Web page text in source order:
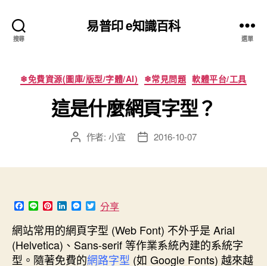
搜尋
易普印 e知識百科
選單
分
類
❄免費資源(圖庫/版型/字體/AI) ❄常見問題 軟體平台/工具
這是什麼網頁字型？
文 作者: 小宜
文 2016-10-07
F
a
c
e
b
o
o
L
n
e
P
n
t
e
r
e
L
n
k
e
d
I
M
e
s
s
e
n
g
T
w
i
t
t
e
r
分享
網站常用的網頁字型 (Web Font) 不外乎是 Arial
(Helvetica)、Sans-serif 等作業系統內建的系統字
型。隨著免費的網路字型 (如 Google Fonts) 越來越